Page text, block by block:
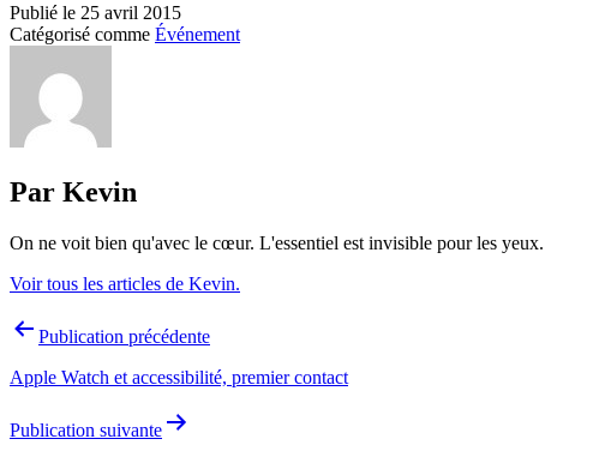
Publié le 25 avril 2015
Catégorisé comme Événement
Par Kevin
On ne voit bien qu'avec le cœur. L'essentiel est invisible pour les yeux.
Voir tous les articles de Kevin.
Navigation
l’article
Publication précédente
Apple Watch et accessibilité, premier contact
Publication suivante